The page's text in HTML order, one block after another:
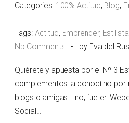
Categories: 100% Actitud, Blog,
Tags: Actitud, Emprender, Estilista
No Comments • by Eva del
Quiérete y apuesta por el Nº 3
complementos la conocí no por
blogs o amigas… no, fue en
Social…